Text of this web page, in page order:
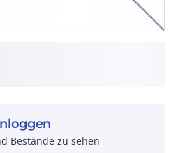
Bestände zu sehen